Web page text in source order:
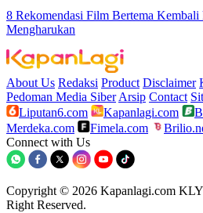
8 Rekomendasi Film Bertema
Mengharukan
About Us Redaksi Product Disclaimer
Pedoman Media Siber Arsip Contact
Liputan6.com
Kapanlagi.com
Merdeka.com
Fimela.com
Connect with Us
Copyright © 2026 Kapanlagi.com
Right Reserved.